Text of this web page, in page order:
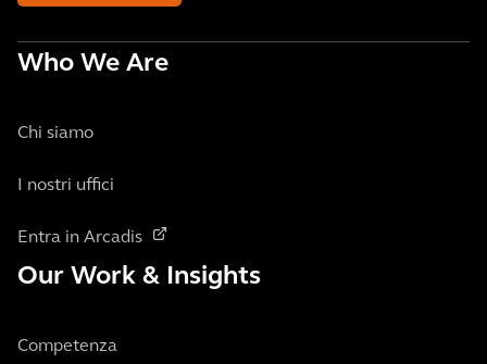
Who We Are
Chi siamo
I nostri uffici
Entra in Arcadis
Our Work & Insights
Competenza